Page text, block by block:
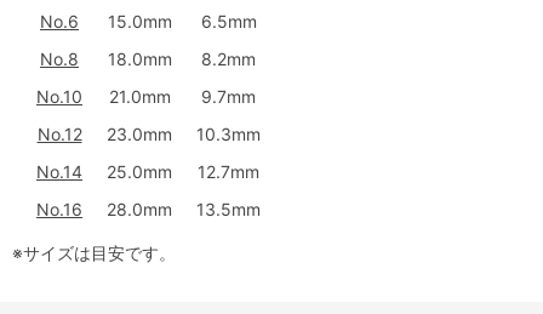
No.6
15.0mm
6.5mm
No.8
18.0mm
8.2mm
No.10
21.0mm
9.7mm
No.12
23.0mm
10.3mm
No.14
25.0mm
12.7mm
No.16
28.0mm 13.5mm
※サイズは目安です。